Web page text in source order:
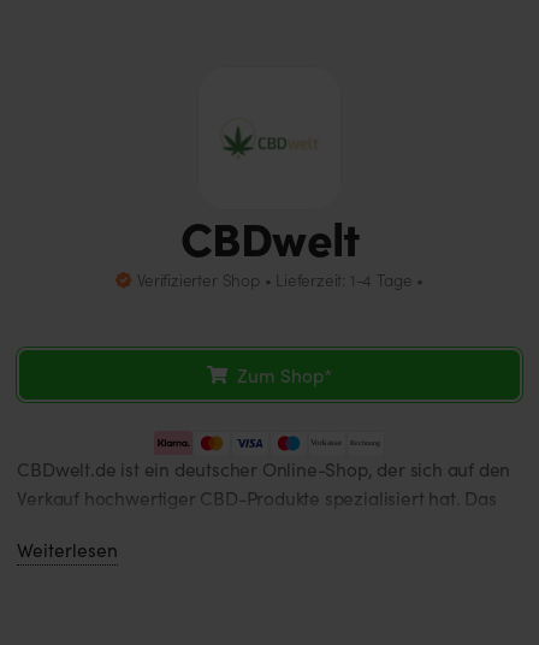
CBDwelt
Verifizierter Shop • Lieferzeit: 1-4 Tage •
CBDwelt.de ist ein deutscher Online-Shop, der sich auf den
Verkauf hochwertiger CBD-Produkte spezialisiert hat. Das
CBD-Öle, -Kosmetik, -E-Liquids und Produkte für Tiere.
Weiterlesen
Zum Shop*